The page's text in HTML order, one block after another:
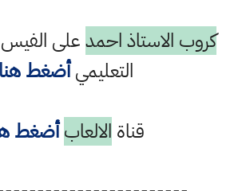
كروب الاستاذ احمدعلى
التعليميأضغط هنا
قناة الالعاب أضغط